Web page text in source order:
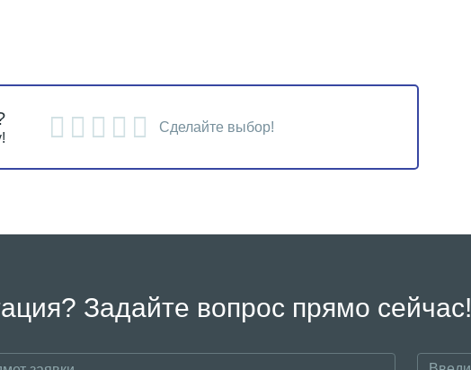
Сделайте выбор!
Задайте вопрос прямо сейчас!